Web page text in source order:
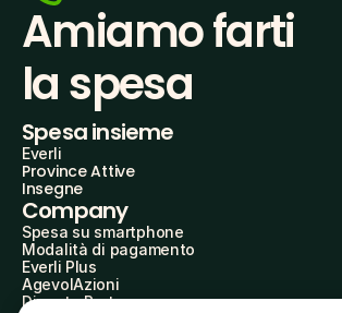
Amiamo farti
la spesa
Spesa insieme
Everli
Province Attive
Insegne
Company
Spesa su smartphone
Modalità di pagamento
Everli Plus
AgevolAzioni
Diventa Partner